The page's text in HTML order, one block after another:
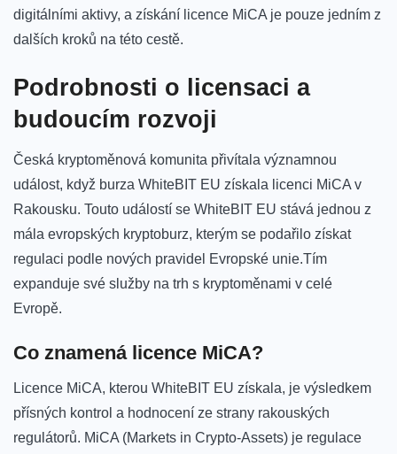
digitálními aktivy, a získání licence ⁢MiCA‌ je pouze jedním z​
dalších kroků na této ‍cestě.
Podrobnosti o licensaci a ​
budoucím rozvoji
Česká kryptoměnová ‌komunita přivítala významnou
událost, když burza ​WhiteBIT ⁤EU získala licenci MiCA v
Rakousku. Touto událostí se WhiteBIT⁣ EU​ stává jednou z
mála evropských kryptoburz, ​kterým se podařilo ​získat‍
regulaci podle‌ nových pravidel Evropské unie.Tím
expanduje své služby na⁤ trh s⁢ kryptoměnami v ‍celé
Evropě.
Co znamená licence ⁤MiCA?
Licence MiCA, kterou WhiteBIT EU ‌získala, je výsledkem
přísných kontrol a hodnocení ze strany rakouských
⁢regulátorů. MiCA (Markets in ⁤Crypto-Assets) je regulace